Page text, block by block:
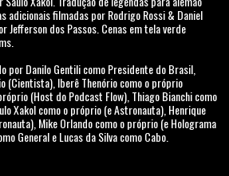
adicionais filmadas por Rodrigo Rossi & Daniel
Jefferson dos Passos. Cenas em tela verde
por Danilo Gentili como Presidente do Brasil,
(Cientista), Iberê Thenório como o próprio
(Host do Podcast Flow), Thiago Bianchi como
Xakol como o próprio (e Astronauta), Henrique
Mike Orlando como o próprio (e Holograma
General e Lucas da Silva como Cabo.